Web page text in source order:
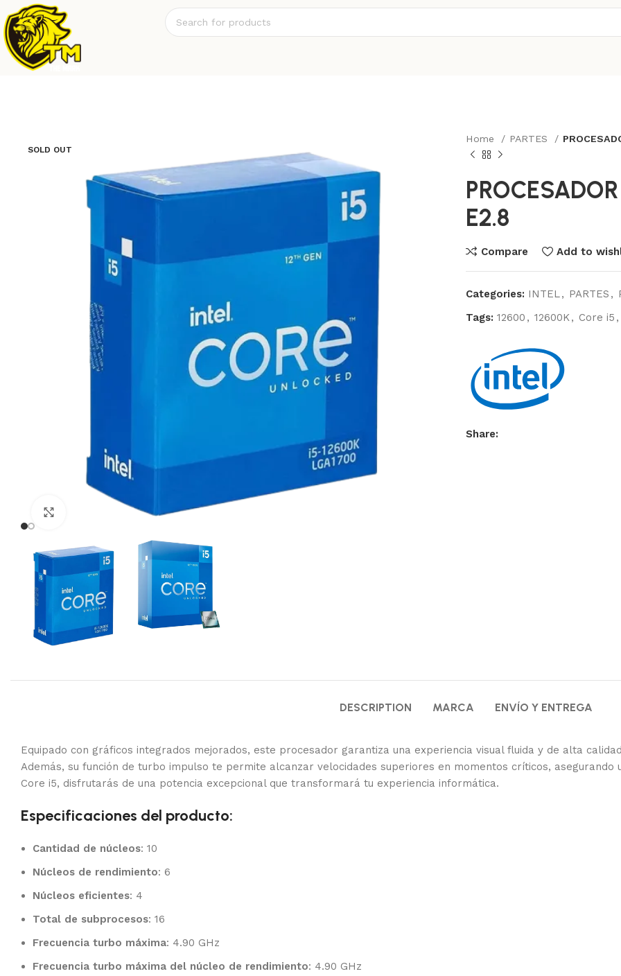
SOLD OUT
Click to enlarge
Home PARTES
E2.8
Compare Add to
Categories: INTEL, PARTES ,
Tags: 12600 , 12600K, Core i5 ,
Share:
DESCRIPTION MARCA ENVÍO Y ENTREGA
Equipado con gráficos integrados mejorados, este procesador garantiza una experiencia visual fluida y de alta
Además, su función de turbo impulso te permite alcanzar velocidades superiores en momentos críticos,
Core i5, disfrutarás de una potencia excepcional que transformará tu experiencia informática.
Especificaciones del producto:
Cantidad de núcleos: 10
Núcleos de rendimiento: 6
Núcleos eficientes: 4
Total de subprocesos: 16
Frecuencia turbo máxima: 4.90 GHz
Frecuencia turbo máxima del núcleo de rendimiento: 4.90 GHz